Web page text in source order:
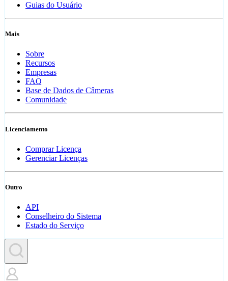
Guias do Usuário
Mais
Sobre
Recursos
Empresas
FAQ
Base de Dados de Câmeras
Comunidade
Licenciamento
Comprar Licença
Gerenciar Licenças
Outro
API
Conselheiro do Sistema
Estado do Serviço